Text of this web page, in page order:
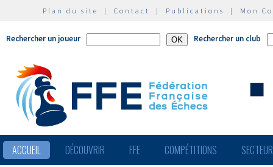
Plan du site | Contact | Publications | Mon
Rechercher un joueur Rechercher un club
ACCUEIL DÉCOUVRIR FFE COMPÉTITIONS